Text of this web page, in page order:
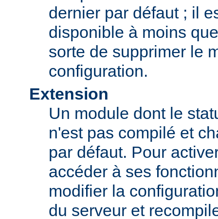
dernier par défaut ; il
disponible à moins
sorte de supprimer le
configuration.
Extension
Un module dont le
n'est pas compilé et
par défaut. Pour
accéder à ses
modifier la
du serveur et